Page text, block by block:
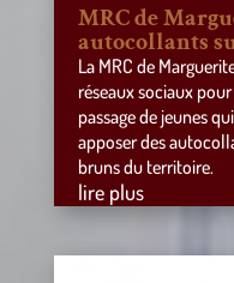
MRC de
autocollants
La MRC de
réseaux sociaux
passage de jeunes
apposer des
bruns du territoire.
lire plus